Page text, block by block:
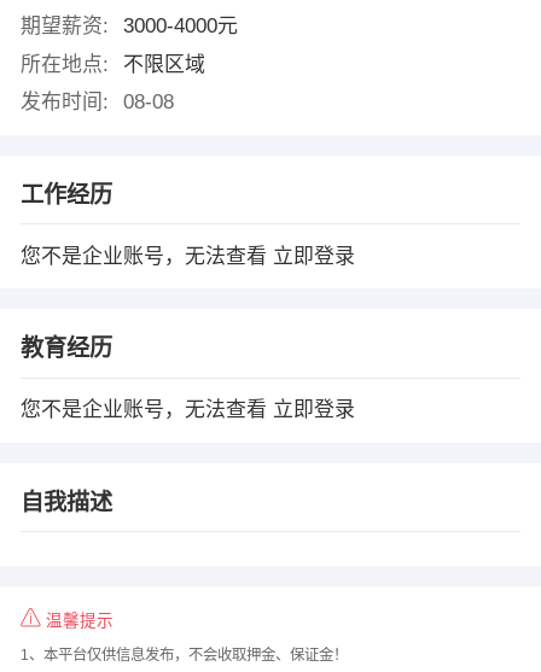
期望薪资:
3000-4000元
所在地点:
不限区域
发布时间:
08-08
工作经历
您不是企业账号，无法查看 立即登录
教育经历
您不是企业账号，无法查看 立即登录
自我描述
温馨提示
1、本平台仅供信息发布，不会收取押金、保证金！